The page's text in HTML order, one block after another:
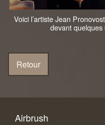
Voici l’artiste Jean
devant
Airbrush